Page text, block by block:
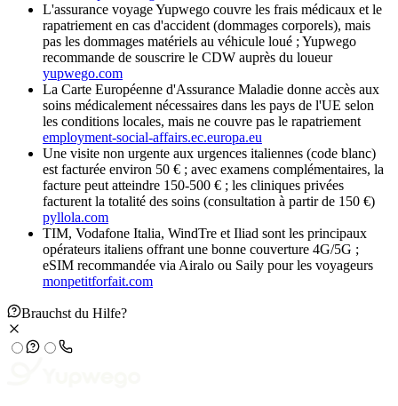
L'assurance voyage Yupwego couvre les frais médicaux et le
rapatriement en cas d'accident (dommages corporels), mais
pas les dommages matériels au véhicule loué ; Yupwego
recommande de souscrire le CDW auprès du loueur
yupwego.com
La Carte Européenne d'Assurance Maladie donne accès aux
soins médicalement nécessaires dans les pays de l'UE selon
les conditions locales, mais ne couvre pas le rapatriement
employment-social-affairs.ec.europa.eu
Une visite non urgente aux urgences italiennes (code blanc)
est facturée environ 50 € ; avec examens complémentaires, la
facture peut atteindre 150-500 € ; les cliniques privées
facturent la totalité des soins (consultation à partir de 150 €)
pyllola.com
TIM, Vodafone Italia, WindTre et Iliad sont les principaux
opérateurs italiens offrant une bonne couverture 4G/5G ;
eSIM recommandée via Airalo ou Saily pour les voyageurs
monpetitforfait.com
Brauchst du Hilfe?